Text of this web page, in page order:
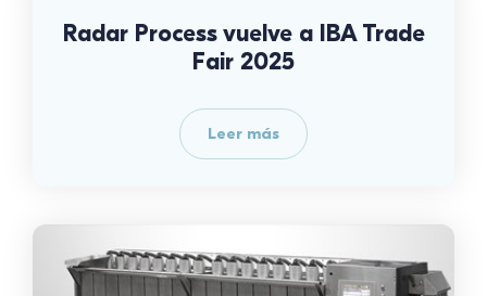
Radar Process vuelve a IBA Trade
Fair 2025
Leer más